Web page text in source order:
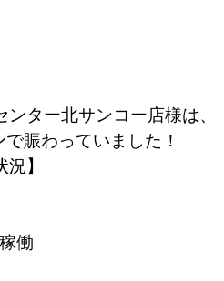
ター北サンコー店様は、
賑わっていました！
】
働